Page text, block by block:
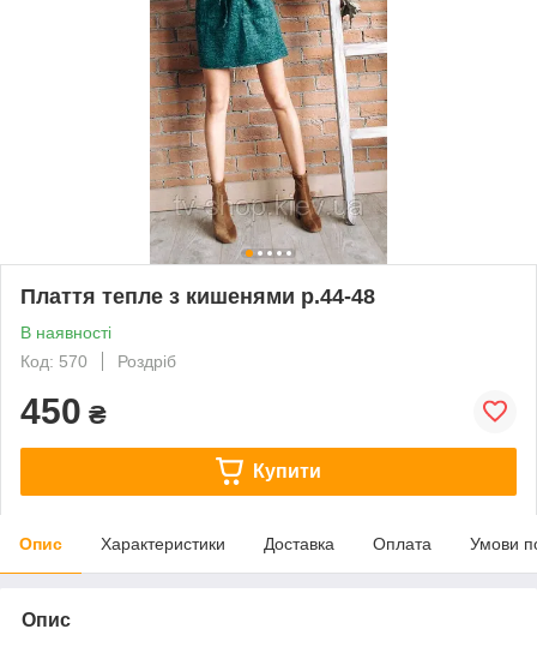
Плаття тепле з кишенями р.44-48
В наявності
Код: 570
Роздріб
450 ₴
Купити
Опис Характеристики Доставка Оплата Умови
Опис